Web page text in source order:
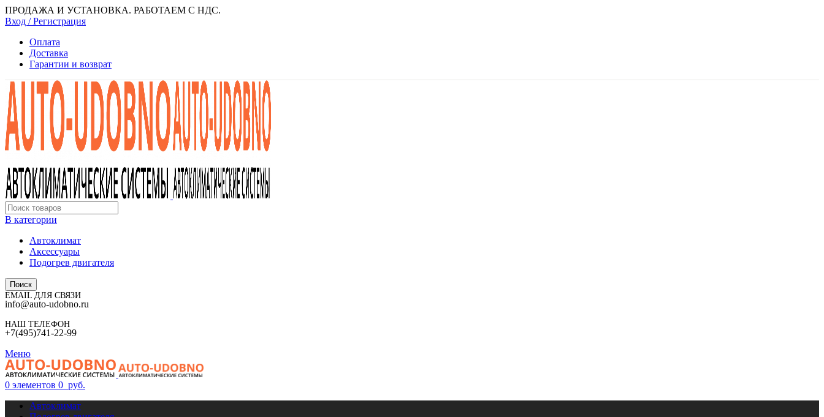
ПРОДАЖА И УСТАНОВКА. РАБОТАЕМ С НДС.
Вход / Регистрация
Оплата
Доставка
Гарантии и возврат
В категории
Автоклимат
Аксессуары
Подогрев двигателя
Поиск
EMAIL ДЛЯ СВЯЗИ
info@auto-udobno.ru
НАШ ТЕЛЕФОН
+7(495)741-22-99
Меню
0 элементов 0 руб.
Автоклимат